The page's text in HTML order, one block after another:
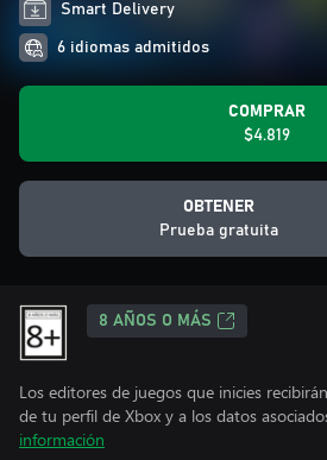
Smart Delivery
6 idiomas admitidos
COMPRAR
$4.819
OBTENER
Prueba gratuita
8 AÑOS O MÁS
Los editores de juegos que inicies
de tu perfil de Xbox y a los datos
información